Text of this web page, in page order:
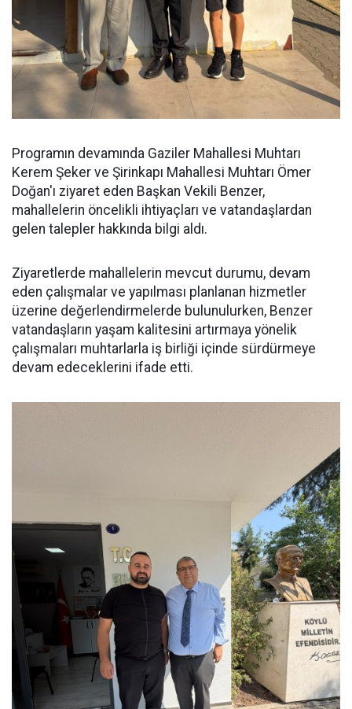
Programın devamında Gaziler Mahallesi Muhtarı
Kerem Şeker ve Şirinkapı Mahallesi Muhtarı Ömer
Doğan'ı ziyaret eden Başkan Vekili Benzer,
mahallelerin öncelikli ihtiyaçları ve vatandaşlardan
gelen talepler hakkında bilgi aldı.
Ziyaretlerde mahallelerin mevcut durumu, devam
eden çalışmalar ve yapılması planlanan hizmetler
üzerine değerlendirmelerde bulunulurken, Benzer
vatandaşların yaşam kalitesini artırmaya yönelik
çalışmaları muhtarlarla iş birliği içinde sürdürmeye
devam edeceklerini ifade etti.